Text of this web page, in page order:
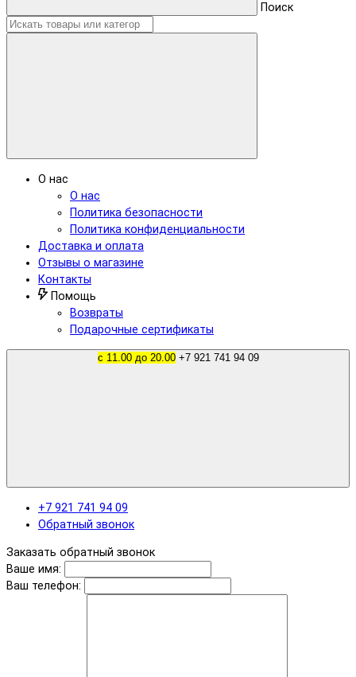
Поиск
О нас
О нас
Политика безопасности
Политика конфиденциальности
Доставка и оплата
Отзывы о магазине
Контакты
Помощь
Возвраты
Подарочные сертификаты
с 11.00 до 20.00 +7 921 741 94 09
+7 921 741 94 09
Обратный звонок
Заказать обратный звонок
Ваше имя:
Ваш телефон: